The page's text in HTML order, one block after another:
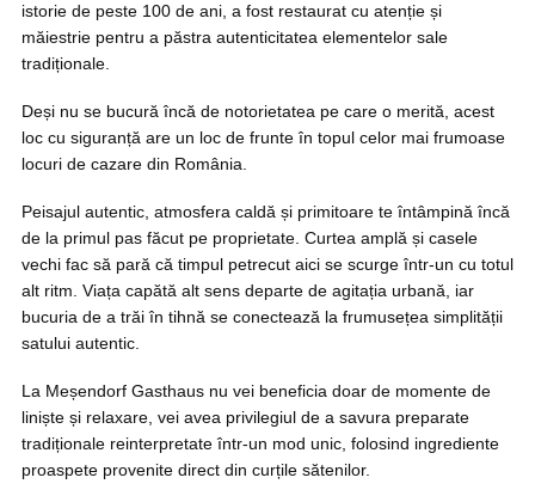
istorie de peste 100 de ani, a fost restaurat cu atenție și
măiestrie pentru a păstra autenticitatea elementelor sale
tradiționale.
Deși nu se bucură încă de notorietatea pe care o merită, acest
loc cu siguranță are un loc de frunte în topul celor mai frumoase
locuri de cazare din România.
Peisajul autentic, atmosfera caldă și primitoare te întâmpină încă
de la primul pas făcut pe proprietate. Curtea amplă și casele
vechi fac să pară că timpul petrecut aici se scurge într-un cu totul
alt ritm. Viața capătă alt sens departe de agitația urbană, iar
bucuria de a trăi în tihnă se conectează la frumusețea simplității
satului autentic.
La Meșendorf Gasthaus nu vei beneficia doar de momente de
liniște și relaxare, vei avea privilegiul de a savura preparate
tradiționale reinterpretate într-un mod unic, folosind ingrediente
proaspete provenite direct din curțile sătenilor.